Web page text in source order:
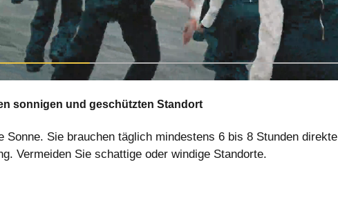
sonnigen und geschützten Standort
Sonne. Sie brauchen täglich mindestens 6 bis 8 Stunden direkte
Vermeiden Sie schattige oder windige Standorte.